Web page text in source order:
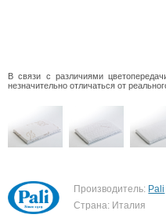
В связи с различиями
незначительно отличаться от
Производитель: Pali
Страна: Италия